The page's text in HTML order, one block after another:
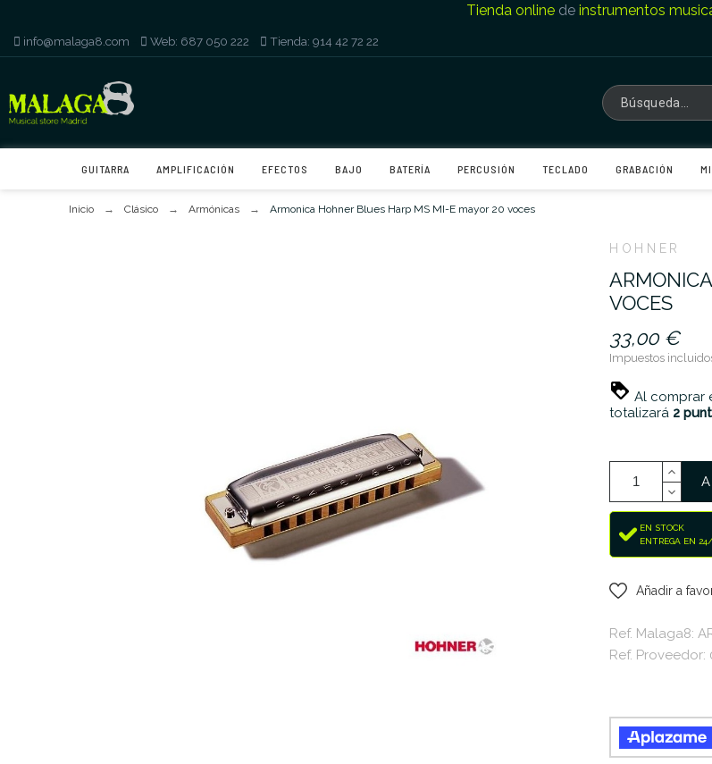
Tienda onlinede instrumentos
info@malaga8.com Web: 687 050 222 Tienda: 914 42 72 22
GUITARRA AMPLIFICACIÓN EFECTOS BAJO BATERÍA PERCUSIÓN TECLADO GRABACIÓN
Inicio Clásico Armónicas Armonica Hohner Blues Harp MS MI-E mayor 20 voces
HOHNER
VOCES
33,00 €
Impuestos
Al comprar
totalizará 2
EN STOCK
ENTREGA EN
Añadir a
Ref. Malaga8:
Ref. Proveedor: